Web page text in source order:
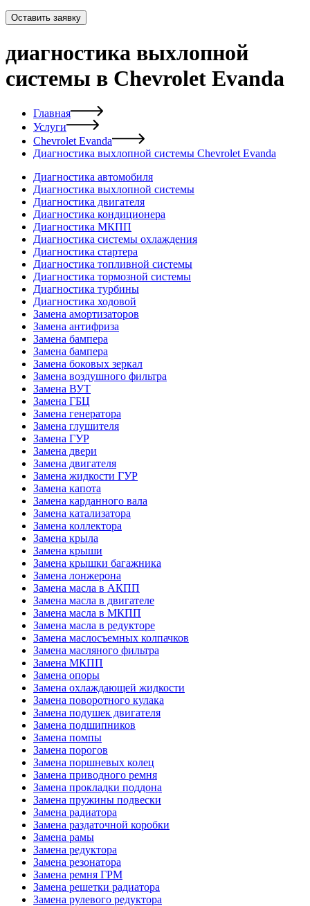
Оставить заявку
диагностика выхлопной
системы в Chevrolet Evanda
Главная
Услуги
Chevrolet Evanda
Диагностика выхлопной системы Chevrolet Evanda
Диагностика автомобиля
Диагностика выхлопной системы
Диагностика двигателя
Диагностика кондиционера
Диагностика МКПП
Диагностика системы охлаждения
Диагностика стартера
Диагностика топливной системы
Диагностика тормозной системы
Диагностика турбины
Диагностика ходовой
Замена амортизаторов
Замена антифриза
Замена бампера
Замена бампера
Замена боковых зеркал
Замена воздушного фильтра
Замена ВУТ
Замена ГБЦ
Замена генератора
Замена глушителя
Замена ГУР
Замена двери
Замена двигателя
Замена жидкости ГУР
Замена капота
Замена карданного вала
Замена катализатора
Замена коллектора
Замена крыла
Замена крыши
Замена крышки багажника
Замена лонжерона
Замена масла в АКПП
Замена масла в двигателе
Замена масла в МКПП
Замена масла в редукторе
Замена маслосъемных колпачков
Замена масляного фильтра
Замена МКПП
Замена опоры
Замена охлаждающей жидкости
Замена поворотного кулака
Замена подушек двигателя
Замена подшипников
Замена помпы
Замена порогов
Замена поршневых колец
Замена приводного ремня
Замена прокладки поддона
Замена пружины подвески
Замена радиатора
Замена раздаточной коробки
Замена рамы
Замена редуктора
Замена резонатора
Замена ремня ГРМ
Замена решетки радиатора
Замена рулевого редуктора